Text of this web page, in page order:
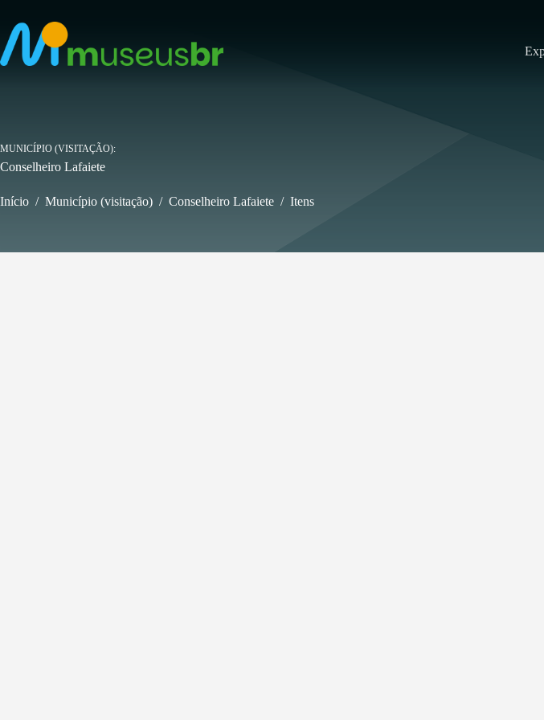
para
conteúdo
MUNICÍPIO (VISITAÇÃO)
Conselheiro Lafaiete
Início / Município (visitação) / Conselheiro Lafaiete / Itens